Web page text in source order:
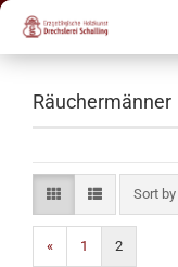
Räuchermänner
Sort by
« 1 2